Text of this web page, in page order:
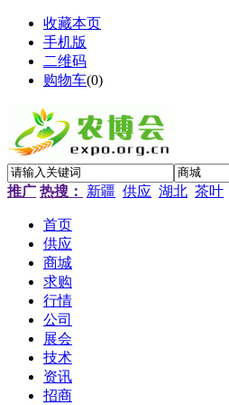
收藏本页
手机版
二维码
购物车(0)
推广 热搜： 新疆 供应 湖北 茶叶
首页
供应
商城
求购
行情
公司
展会
技术
资讯
招商